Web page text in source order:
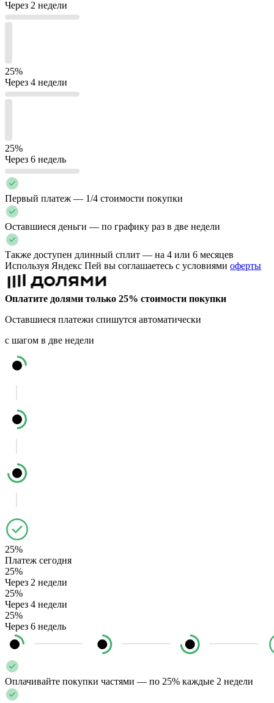
Через 2 недели
25%
Через 4 недели
25%
Через 6 недель
Первый платеж — 1/4 стоимости покупки
Оставшиеся деньги — по графику раз в две недели
Также доступен длинный сплит — на 4 или 6 месяцев
Используя Яндекс Пей вы соглашаетесь с условиями оферты
Оплатите долями только 25% стоимости покупки
Оставшиеся платежи спишутся автоматически
с шагом в две недели
25%
Платеж сегодня
25%
Через 2 недели
25%
Через 4 недели
25%
Через 6 недель
Оплачивайте покупки частями — по 25% каждые 2 недели